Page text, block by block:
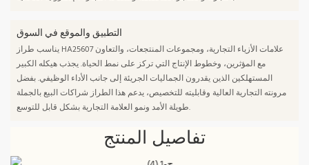
التطبيق والموقع في السوق
يناسب طراز HA25607 علامات الأزياء التجارية، ومجموعات المنتجعات، والتعاون
مع المؤثرين، وخطوط الإنتاج التي تركز على نمط الحياة. يجذب هيكله الكبير
المستهلكين الذين يقدرون الجماليات الجريئة إلى جانب الأداء الوظيفي. بفضل
مرونته التجارية العالية وقابليته للتخصيص، يدعم هذا الطراز شراكات البيع بالجملة
طويلة الأمد ونمو العلامة التجارية بشكل قابل للتوسع.
تفاصيل المنتج